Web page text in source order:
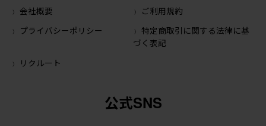
会社概要
ご利用規約
プライバシーポリシー
特定商取引に関する法律に基
づく表記
リクルート
公式SNS